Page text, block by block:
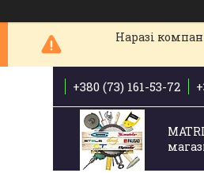
Наразі
+380 (73) 161-53-72